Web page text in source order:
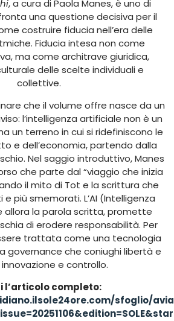
, a cura di Paola Manes, è uno di
una questione decisiva per il
costruire fiducia nell’era delle
Fiducia intesa non come
ma come architrave giuridica,
delle scelte individuali e
collettive.
che il volume offre nasce da un
l’intelligenza artificiale non è un
un terreno in cui si ridefiniscono le
e dell’economia, partendo dalla
Nel saggio introduttivo, Manes
che parte dal “viaggio che inizia
il mito di Tot e la scrittura che
più smemorati. L’AI (Intelligenza
allora la parola scritta, promette
di erodere responsabilità. Per
trattata come una tecnologia
governance che coniughi libertà e
e controllo.
l’articolo completo:
sfoglio/